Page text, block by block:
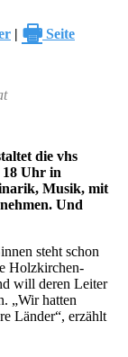
| 🖶 Seite
die vhs
18 Uhr in
Musik, mit
Und
steht schon
Holzkirchen-
will deren Leiter
„Wir hatten
Länder“, erzählt